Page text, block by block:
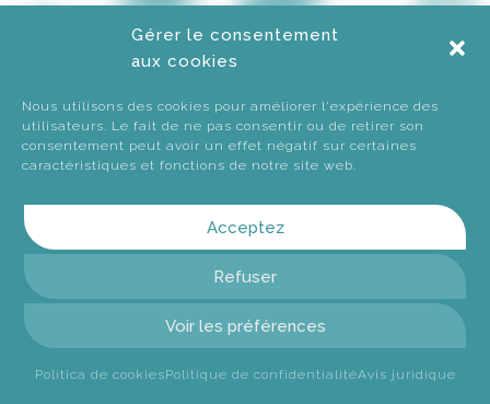
Gérer le consentement
aux cookies
Nous utilisons des cookies pour améliorer l'expérience des
utilisateurs. Le fait de ne pas consentir ou de retirer son
consentement peut avoir un effet négatif sur certaines
caractéristiques et fonctions de notre site web.
Acceptez
Refuser
Voir les préférences
Política de cookiesPolitique de confidentialitéAvis juridique
MENUS
RÉSERVATION
OFFREZ
RESTAURANT
C. Entença, 57. 08015 BCN
935 252 318
688 973 732